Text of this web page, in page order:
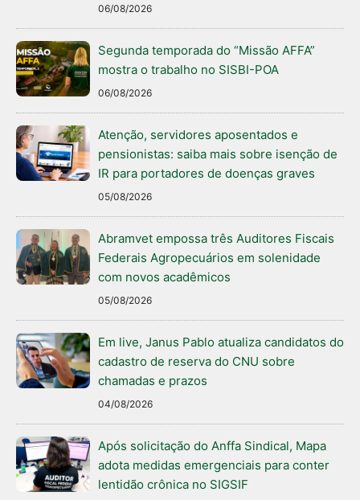
06/08/2026
Segunda temporada do “Missão AFFA”
mostra o trabalho no SISBI-POA
06/08/2026
Atenção, servidores aposentados e
pensionistas: saiba mais sobre isenção de
IR para portadores de doenças graves
05/08/2026
Abramvet empossa três Auditores Fiscais
Federais Agropecuários em solenidade
com novos acadêmicos
05/08/2026
Em live, Janus Pablo atualiza candidatos do
cadastro de reserva do CNU sobre
chamadas e prazos
04/08/2026
Após solicitação do Anffa Sindical, Mapa
adota medidas emergenciais para conter
lentidão crônica no SIGSIF